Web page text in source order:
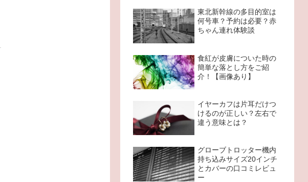
東北新幹線の多目的室は
何号車？予約は必要？赤
ちゃん連れ体験談
食紅が皮膚についた時の
簡単な落とし方をご紹
介！【画像あり】
イヤーカフは片耳だけつ
けるのが正しい？左右で
違う意味とは？
グローブトロッター機内
持ち込みサイズ20インチ
とカバーの口コミレビュ
ー